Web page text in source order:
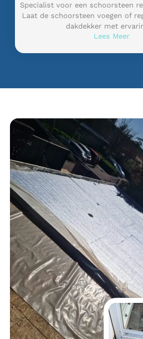
Specialist voor een schoorsteen
Laat de schoorsteen voegen of
dakdekker met
Lees Meer